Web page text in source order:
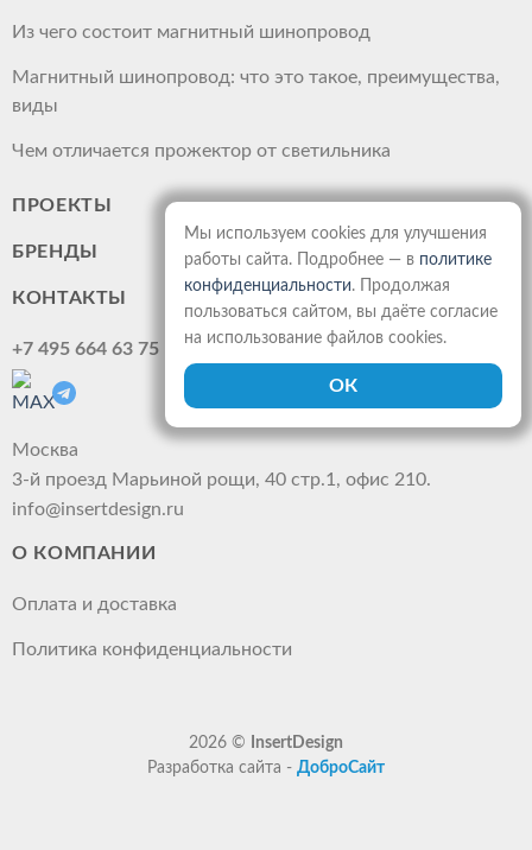
Из чего состоит магнитный шинопровод
Магнитный шинопровод: что это такое, преимущества,
виды
Чем отличается прожектор от светильника
ПРОЕКТЫ
БРЕНДЫ
КОНТАКТЫ
+7 495 664 63 75
Москва
3-й проезд Марьиной рощи, 40 стр.1, офис 210.
info@insertdesign.ru
О КОМПАНИИ
Оплата и доставка
Политика конфиденциальности
2026 ©
InsertDesign
Разработка сайта - ДоброСайт
Мы используем cookies для улучшения
работы сайта. Подробнее — в политике
конфиденциальности. Продолжая
пользоваться сайтом, вы даёте согласие
на использование файлов cookies.